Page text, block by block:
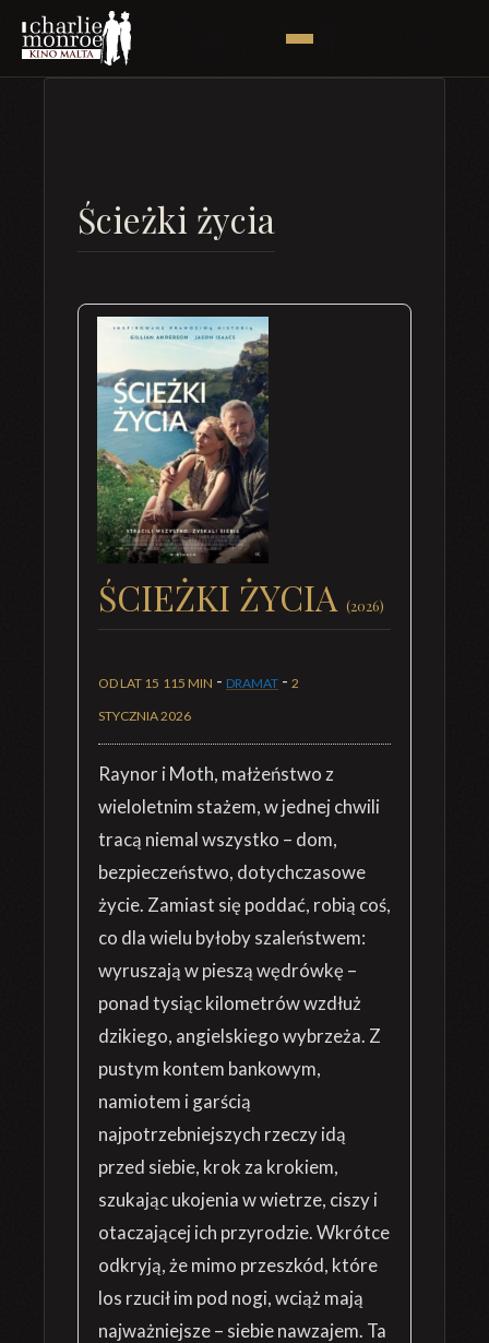
Ścieżki życia
ŚCIEŻKI ŻYCIA (2026)
OD LAT 15 115 MIN - DRAMAT - 2
STYCZNIA 2026
Raynor i Moth, małżeństwo z
wieloletnim stażem, w jednej chwili
tracą niemal wszystko – dom,
bezpieczeństwo, dotychczasowe
życie. Zamiast się poddać, robią coś,
co dla wielu byłoby szaleństwem:
wyruszają w pieszą wędrówkę –
ponad tysiąc kilometrów wzdłuż
dzikiego, angielskiego wybrzeża. Z
pustym kontem bankowym,
namiotem i garścią
najpotrzebniejszych rzeczy idą
przed siebie, krok za krokiem,
szukając ukojenia w wietrze, ciszy i
otaczającej ich przyrodzie. Wkrótce
odkryją, że mimo przeszkód, które
los rzucił im pod nogi, wciąż mają
najważniejsze – siebie nawzajem. Ta